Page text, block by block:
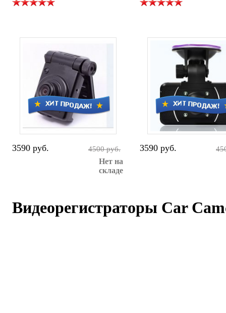
3590 руб. 4500 руб.
Нет на
складе
3590 руб.
Видеорегистраторы Car